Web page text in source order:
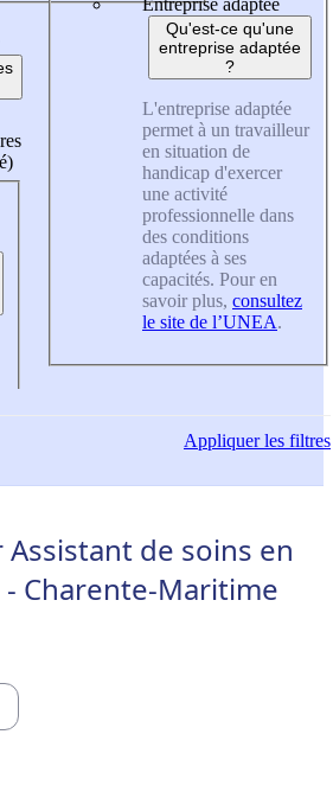
Qu'est-ce qu'une
entreprise adaptée
?
L'entreprise adaptée
permet à un travailleur
en situation de
handicap d'exercer
une activité
professionnelle dans
des conditions
adaptées à ses
capacités. Pour en
savoir plus, consultez
le site de l’UNEA.
Appliquerles filtres
Assistant de soins en
Charente-Maritime